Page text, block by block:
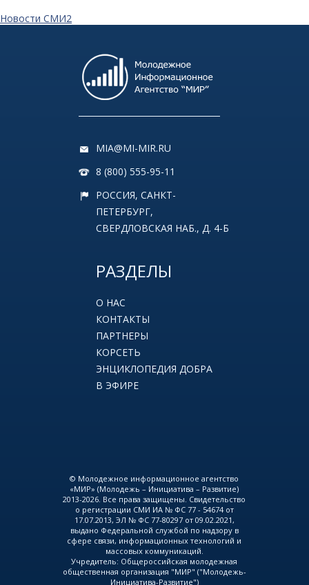
Новости СМИ2
MIA@MI-MIR.RU
8 (800) 555-95-11
РОССИЯ, САНКТ-
ПЕТЕРБУРГ,
СВЕРДЛОВСКАЯ НАБ., Д. 4-Б
РАЗДЕЛЫ
О НАС
КОНТАКТЫ
ПАРТНЕРЫ
КОРСЕТЬ
ЭНЦИКЛОПЕДИЯ ДОБРА
В ЭФИРЕ
© Молодежное информационное агентство
«МИР» (Молодежь – Инициатива – Развитие)
2013-2026. Все права защищены. Свидетельство
о регистрации СМИ ИА № ФС 77 - 54674 от
17.07.2013, ЭЛ № ФС 77-80297 от 09.02.2021,
выдано Федеральной службой по надзору в
сфере связи, информационных технологий и
массовых коммуникаций.
Учредитель: Общероссийская молодежная
общественная организация "МИР" ("Молодежь-
Инициатива-Развитие")